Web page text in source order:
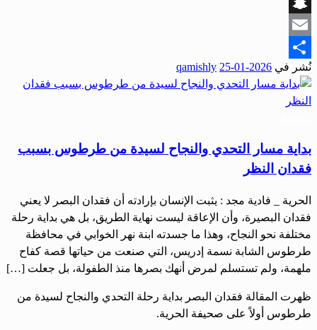
Snapchat
Email
Share
نُشر في 2026-01-25
qamishly
بداية مسار التحدي والنجاح لسيدة من طرطوس بسبب
فقدان النظر
الحرية _ فادية مجد : يثبت الإنسان بإرادته أن فقدان البصر لا يعني
فقدان البصيرة، وأن الإعاقة ليست نهاية الطريق، بل هي بداية رحلة
مختلفة نحو النجاح، وهذا ما جسدته ابنة نهر الخوابي في محافظة
طرطوس الشابة نسمة إدريس، التي صنعت من حياتها قصة كفاح
ملهمة، ولم تستسلم لمرض أنهك بصرها منذ الطفولة، بل جعلت […]
ظهرت المقالة فقدان البصر بداية رحلة التحدي والنجاح لسيدة من
طرطوس أولاً على صحيفة الحرية.